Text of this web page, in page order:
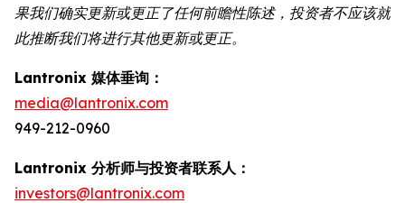
果我们确实更新或更正了任何前瞻性陈述，投资者不应该就
此推断我们将进行其他更新或更正。
Lantronix 媒体垂询：
media@lantronix.com
949-212-0960
Lantronix 分析师与投资者联系人：
investors@lantronix.com